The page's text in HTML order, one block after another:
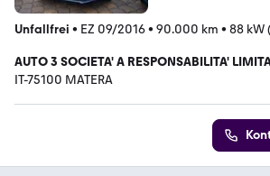
Unfallfrei • EZ 09/2016• 90.000 km • 88 kW
AUTO 3 SOCIETA' A RESPONSABILITA'
IT-75100 MATERA